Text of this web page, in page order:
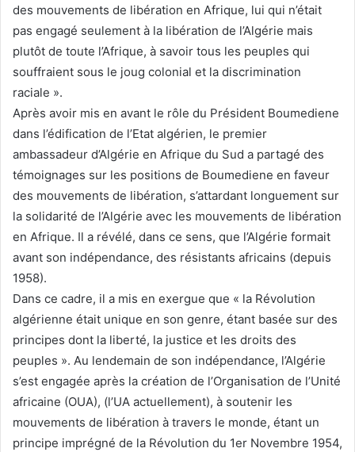
des mouvements de libération en Afrique, lui qui n’était
pas engagé seulement à la libération de l’Algérie mais
plutôt de toute l’Afrique, à savoir tous les peuples qui
souffraient sous le joug colonial et la discrimination
raciale ».
Après avoir mis en avant le rôle du Président Boumediene
dans l’édification de l’Etat algérien, le premier
ambassadeur d’Algérie en Afrique du Sud a partagé des
témoignages sur les positions de Boumediene en faveur
des mouvements de libération, s’attardant longuement sur
la solidarité de l’Algérie avec les mouvements de libération
en Afrique. Il a révélé, dans ce sens, que l’Algérie formait
avant son indépendance, des résistants africains (depuis
1958).
Dans ce cadre, il a mis en exergue que « la Révolution
algérienne était unique en son genre, étant basée sur des
principes dont la liberté, la justice et les droits des
peuples ». Au lendemain de son indépendance, l’Algérie
s’est engagée après la création de l’Organisation de l’Unité
africaine (OUA), (l’UA actuellement), à soutenir les
mouvements de libération à travers le monde, étant un
principe imprégné de la Révolution du 1er Novembre 1954,